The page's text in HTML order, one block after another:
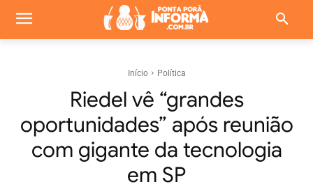
Início Política
Riedel vê “grandes
oportunidades” após reunião
com gigante da tecnologia
em SP